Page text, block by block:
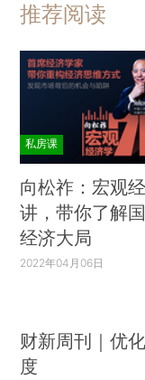
推荐阅读
私房课
向松祚：宏观
讲，带你了解
经济大局
2022年04月06日
财新周刊｜优
度